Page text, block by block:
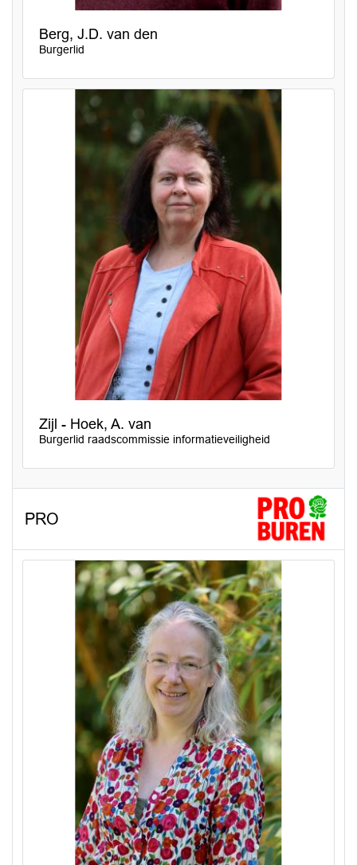
Berg, J.D. van den
Burgerlid
Zijl - Hoek, A. van
Burgerlid raadscommissie informatieveiligheid
PRO